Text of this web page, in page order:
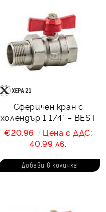
Сферичен кран с
холендър 1 1/4" – BEST
€20.96
Цена с ДДС:
40.99 лв.